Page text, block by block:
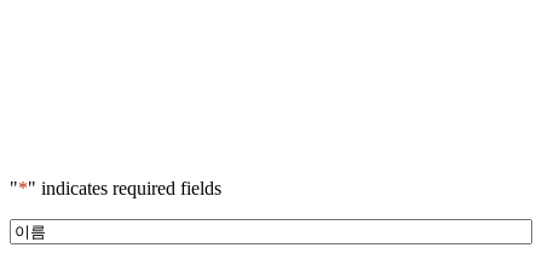
"*" indicates required fields
이*